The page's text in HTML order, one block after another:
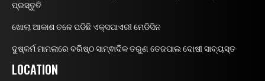
ପ୍ରସ୍ତୁତି
ଖୋଲା ଆକାଶ ତଳେ ପଡିଛି ଏକ୍ସପାଏରୀ ମେଡିସିନ
ଦୁଷ୍କର୍ମ ମାମଲାରେ ବରିଷ୍ଠ ସାମ୍ଵାଦିକ ତରୁଣ ତେଜପାଲ ଦୋଷୀ ସାବ୍ୟସ୍ତ
LOCATION